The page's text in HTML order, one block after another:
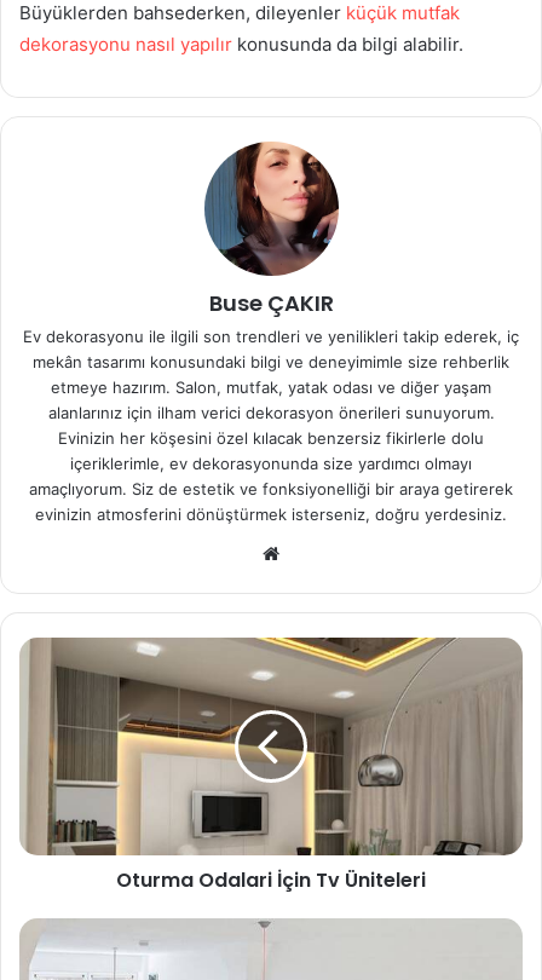
Büyüklerden bahsederken, dileyenler küçük mutfak
dekorasyonu nasıl yapılır konusunda da bilgi alabilir.
Buse ÇAKIR
Ev dekorasyonu ile ilgili son trendleri ve yenilikleri takip ederek, iç
mekân tasarımı konusundaki bilgi ve deneyimimle size rehberlik
etmeye hazırım. Salon, mutfak, yatak odası ve diğer yaşam
alanlarınız için ilham verici dekorasyon önerileri sunuyorum.
Evinizin her köşesini özel kılacak benzersiz fikirlerle dolu
içeriklerimle, ev dekorasyonunda size yardımcı olmayı
amaçlıyorum. Siz de estetik ve fonksiyonelliği bir araya getirerek
evinizin atmosferini dönüştürmek isterseniz, doğru yerdesiniz.
sit
esi
Oturma Odalari İçin Tv Üniteleri